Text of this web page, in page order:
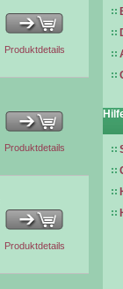
Produktdetails
Produktdetails
Produktdetails